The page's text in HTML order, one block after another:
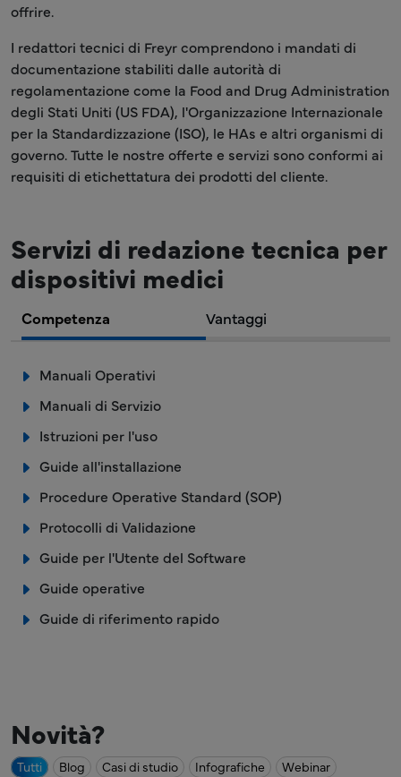
offrire.
I redattori tecnici di Freyr comprendono i mandati di
documentazione stabiliti dalle autorità di
regolamentazione come la Food and Drug Administration
degli Stati Uniti (US FDA), l'Organizzazione Internazionale
per la Standardizzazione (ISO), le HAs e altri organismi di
governo. Tutte le nostre offerte e servizi sono conformi ai
requisiti di etichettatura dei prodotti del cliente.
Servizi di redazione tecnica per
dispositivi medici
Competenza Vantaggi
Manuali Operativi
Manuali di Servizio
Istruzioni per l'uso
Guide all'installazione
Procedure Operative Standard (SOP)
Protocolli di Validazione
Guide per l'Utente del Software
Guide operative
Guide di riferimento rapido
Novità?
Tutti Blog Casi di studio Infografiche
Webinar